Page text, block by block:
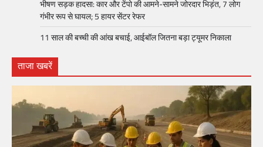
भीषण सड़क हादसा: कार और टेंपो की आमने-सामने जोरदार भिड़ंत, 7 लोग
गंभीर रूप से घायल; 5 हायर सेंटर रेफर​
11 साल की बच्ची की आंख बचाई, आईबॉल जितना बड़ा ट्यूमर निकाला
ताजा खबरें